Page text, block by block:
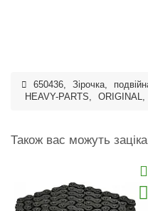
650436, Зірочка,
HEAVY-PARTS, ORIGINAL,
Також вас можуть